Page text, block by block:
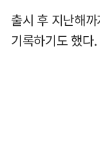
출시 후 지난해
기록하기도 했다.